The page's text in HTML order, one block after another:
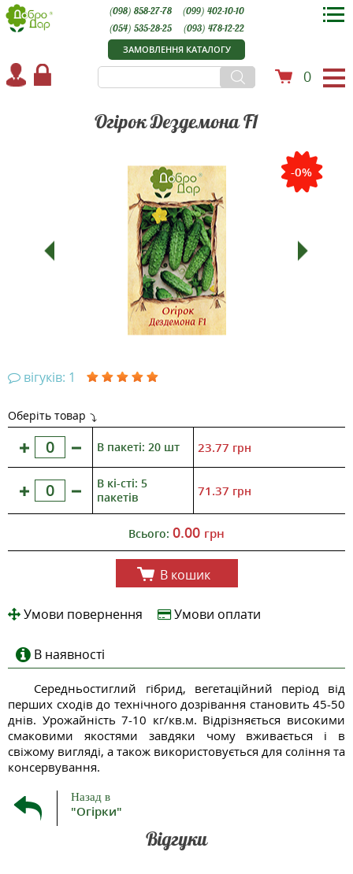
ЗАМОВЛЕННЯ КАТАЛОГУ
0
(098) 858-27-78
(099) 402-10-10
(054) 535-28-25
(093) 478-12-22
Огірок Дездемона F1
-0%
вігуків: 1
Оберіть товар
В пакеті: 20 шт 23.77 грн
В кі-сті: 5
пакетів
71.37 грн
Всього: 0.00 грн
В кошик
Умови повернення Умови оплати
В наявності
Середньостиглий гібрид, вегетаційний період від
перших сходів до технічного дозрівання становить 45-50
днів. Урожайність 7-10 кг/кв.м. Відрізняється високими
смаковими якостями завдяки чому вживається і в
свіжому вигляді, а також використовується для соління та
консервування.
Назад в
"Огірки"
Відгуки